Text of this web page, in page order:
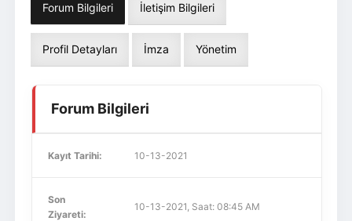
Forum Bilgileri İletişim Bilgileri
Profil Detayları İmza Yönetim
Forum Bilgileri
Kayıt Tarihi: 10-13-2021
Son
Ziyareti:
10-13-2021, Saat: 08:45 AM